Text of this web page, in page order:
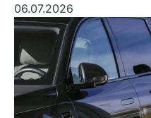
06.07.2026